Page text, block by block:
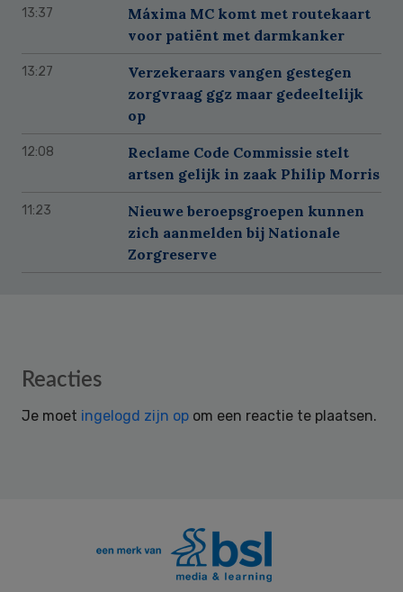
13:37
Máxima MC komt met routekaart
voor patiënt met darmkanker
13:27
Verzekeraars vangen gestegen
zorgvraag ggz maar gedeeltelijk
op
12:08
Reclame Code Commissie stelt
artsen gelijk in zaak Philip Morris
11:23
Nieuwe beroepsgroepen kunnen
zich aanmelden bij Nationale
Zorgreserve
Reader
Reacties
Je moet ingelogd zijn op om een reactie te plaatsen.